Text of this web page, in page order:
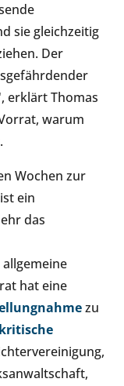
sie gleichzeitig
Der
erklärt Thomas
warum
Wochen zur
ein
das
hat eine
zu